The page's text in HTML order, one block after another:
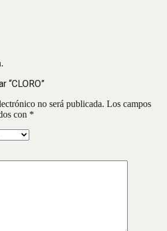
“CLORO”
no será publicada. Los campos
con *